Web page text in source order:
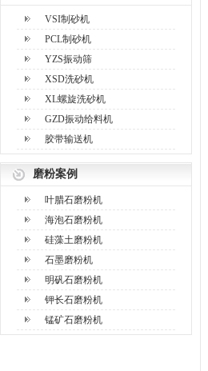
VSI制砂机
PCL制砂机
YZS振动筛
XSD洗砂机
XL螺旋洗砂机
GZD振动给料机
胶带输送机
磨粉案例
叶腊石磨粉机
海泡石磨粉机
硅藻土磨粉机
石墨磨粉机
明矾石磨粉机
钾长石磨粉机
锰矿石磨粉机